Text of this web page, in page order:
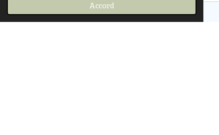
Accord